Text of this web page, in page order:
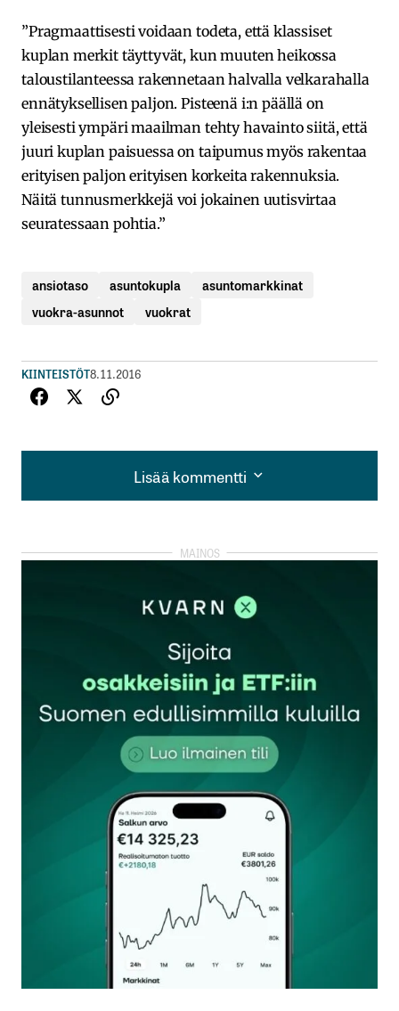
”Pragmaattisesti voidaan todeta, että klassiset
kuplan merkit täyttyvät, kun muuten heikossa
taloustilanteessa rakennetaan halvalla velkarahalla
ennätyksellisen paljon. Pisteenä i:n päällä on
yleisesti ympäri maailman tehty havainto siitä, että
juuri kuplan paisuessa on taipumus myös rakentaa
erityisen paljon erityisen korkeita rakennuksia.
Näitä tunnusmerkkejä voi jokainen uutisvirtaa
seuratessaan pohtia.”
ansiotaso asuntokupla
asuntomarkkinat
vuokra-asunnot
vuokrat
KIINTEISTÖT8.11.2016
Lisää kommentti
Lisää kommentti
kirjautua
rekisteröityä
Sähköpostiosoitettasi ei julkaista.Pakolliset
kentät on merkitty*
Kommentti*
Nimesi tai nimimerkkisi
Sähköpostiosoitteesi